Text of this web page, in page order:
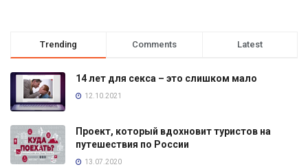
Trending Comments Latest
14 лет для секса – это слишком мало
12.10.2021
Проект, который вдохновит туристов на
путешествия по России
13.07.2020